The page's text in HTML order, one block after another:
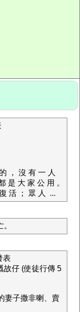
， 沒 有 一 人
是 大 家 公 用 。
活 ； 眾 人 ...
表
故仔 (使徒行傳 5
妻子撒非喇、賣